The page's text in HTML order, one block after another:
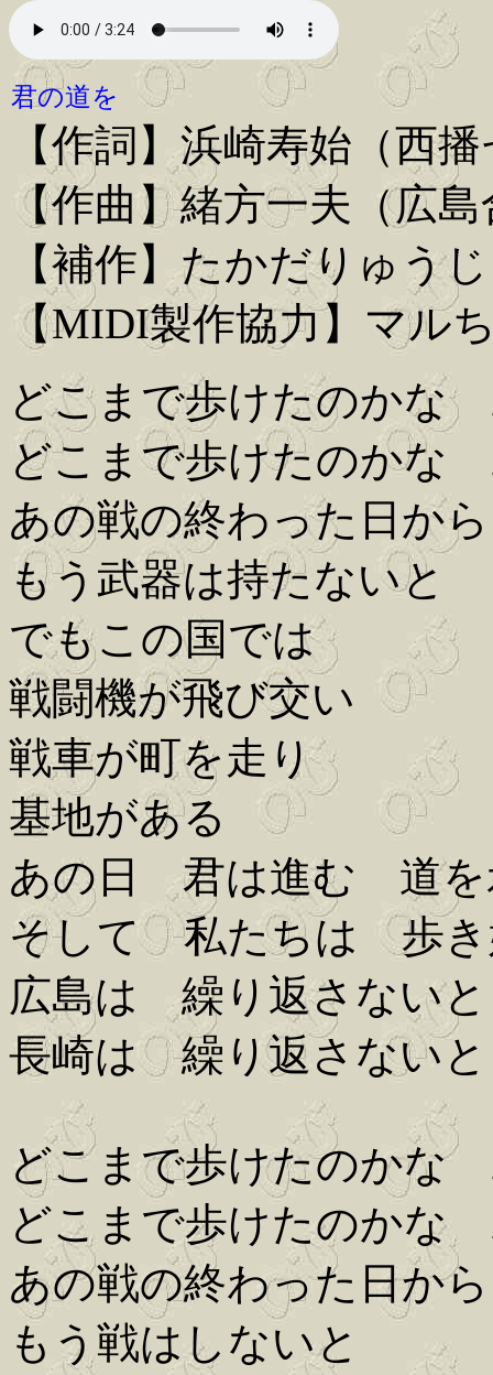
君の道を
【作詞】浜崎寿始（西
【作曲】緒方一夫（広
【補作】たかだりゅうじ
【MIDI製作協力】マル
どこまで歩けたのかな
どこまで歩けたのかな
あの戦の終わった日から
もう武器は持たないと
でもこの国では
戦闘機が飛び交い
戦車が町を走り
基地がある
あの日 君は進む 道を
そして 私たちは 歩き
広島は 繰り返さないと
長崎は 繰り返さないと
どこまで歩けたのかな
どこまで歩けたのかな
あの戦の終わった日から
もう戦はしないと